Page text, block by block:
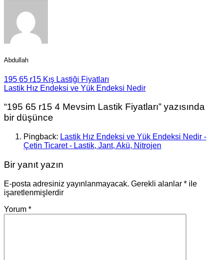
Abdullah
195 65 r15 Kış Lastiği Fiyatları
Lastik Hız Endeksi ve Yük Endeksi Nedir
“195 65 r15 4 Mevsim Lastik Fiyatları” yazısında
bir düşünce
Pingback: Lastik Hız Endeksi ve Yük Endeksi Nedir -
Çetin Ticaret - Lastik, Jant, Akü, Nitrojen
Bir yanıt yazın
E-posta adresiniz yayınlanmayacak. Gerekli alanlar * ile
işaretlenmişlerdir
Yorum *